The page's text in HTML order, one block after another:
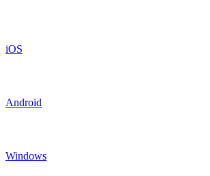
iOS
Android
Windows